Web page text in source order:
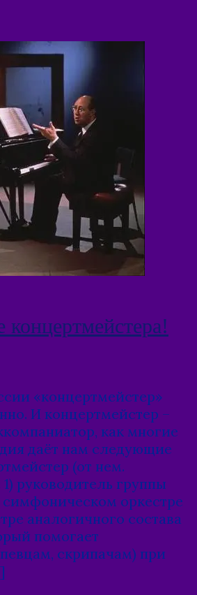
«концертмейстер»
И концертмейстер –
как многие
даёт нам следующие
(от нем.
руководитель группы
симфоническом оркестре
аналогичного состава
помогает
скрипачам) при